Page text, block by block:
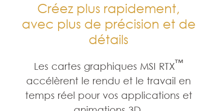
Créez plus rapidement,
avec plus de précision et de
détails
Les cartes graphiques MSI RTX™
accélèrent le rendu et le travail en
temps réel pour vos applications et